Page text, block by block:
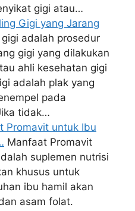
gigi atau…
Gigi yang Jarang
gigi adalah prosedur
gigi yang dilakukan
ahli kesehatan gigi
adalah plak yang
pada
tidak…
Promavit untuk Ibu
Manfaat Promavit
suplemen nutrisi
khusus untuk
ibu hamil akan
asam folat.